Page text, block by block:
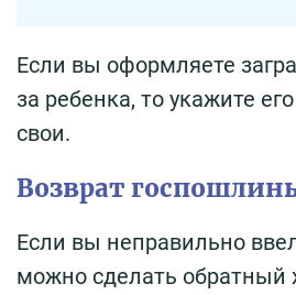
Если вы оформляете
за ребенка, то укажите
свои.
Возврат
Если вы неправильно
можно сделать обратный